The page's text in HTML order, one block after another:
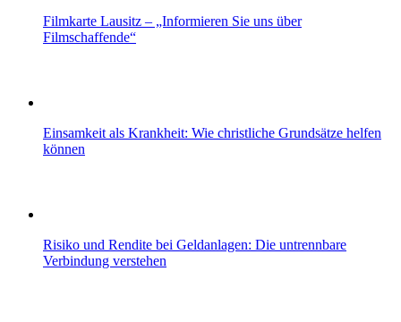
Filmkarte Lausitz – „Informieren Sie uns über
Filmschaffende“
Einsamkeit als Krankheit: Wie christliche Grundsätze helfen
können
Risiko und Rendite bei Geldanlagen: Die untrennbare
Verbindung verstehen